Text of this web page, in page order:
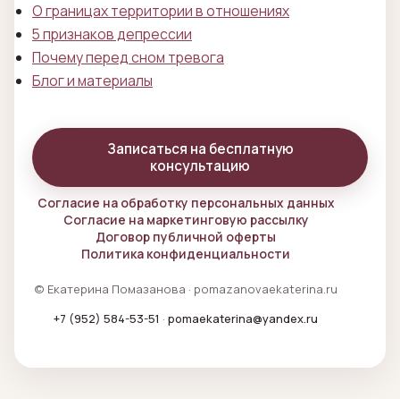
О границах территории в отношениях
5 признаков депрессии
Почему перед сном тревога
Блог и материалы
Записаться на бесплатную
консультацию
Согласие на обработку персональных данных
Согласие на маркетинговую рассылку
Договор публичной оферты
Политика конфиденциальности
© Екатерина Помазанова · pomazanovaekaterina.ru
+7 (952) 584-53-51 · pomaekaterina@yandex.ru